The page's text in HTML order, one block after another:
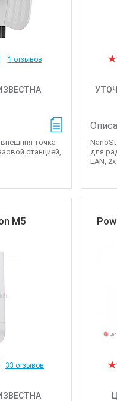
1 отзывов
внешння точка
станцией,
для
LAN,
M5
33 отзывов